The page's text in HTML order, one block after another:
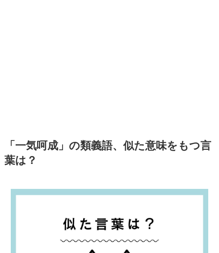
「一気呵成」の類義語、似た意味をもつ言
葉は？